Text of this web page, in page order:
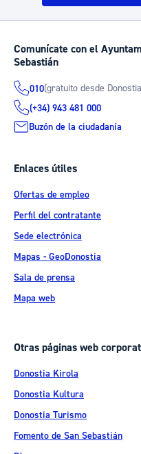
Comunícate con el
Sebastián
010(gratuito desde
(+34) 943 481 000
Buzón de la ciudadanía
Enlaces útiles
Ofertas de empleo
Perfil del contratante
Sede electrónica
Mapas - GeoDonostia
Sala de prensa
Mapa web
Otras páginas web
Donostia Kirola
Donostia Kultura
Donostia Turismo
Fomento de San Sebastián